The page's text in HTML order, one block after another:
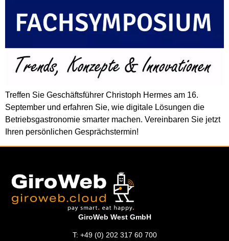
Treffen Sie Geschäftsführer Christoph Hermes am 16.
September und erfahren Sie, wie digitale Lösungen die
Betriebsgastronomie smarter machen. Vereinbaren Sie jetzt
Ihren persönlichen Gesprächstermin!
GiroWeb West GmbH
T: +49 (0) 202 317 60 700